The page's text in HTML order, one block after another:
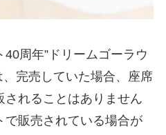
周年”ドリームゴーラウ
、完売していた場合、座席
れることはありません
で販売されている場合が